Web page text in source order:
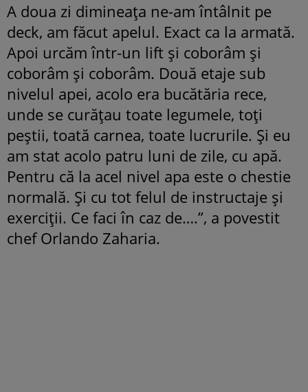
A doua zi dimineața ne-am întâlnit pe
deck, am făcut apelul. Exact ca la armată.
Apoi urcăm într-un lift și coborâm și
coborâm și coborâm. Două etaje sub
nivelul apei, acolo era bucătăria rece,
unde se curățau toate legumele, toți
peștii, toată carnea, toate lucrurile. Și eu
am stat acolo patru luni de zile, cu apă.
Pentru că la acel nivel apa este o chestie
normală. Și cu tot felul de instructaje și
exerciții. Ce faci în caz de….”, a povestit
chef Orlando Zaharia.